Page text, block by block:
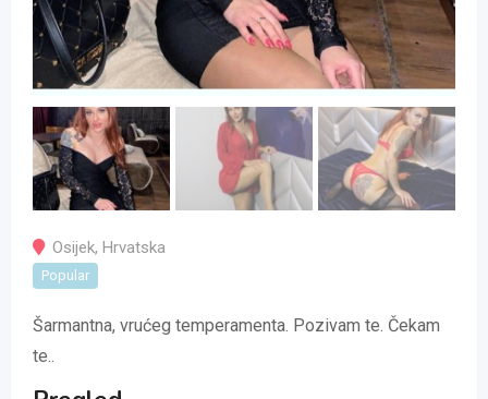
Osijek, Hrvatska
Popular
Šarmantna, vrućeg temperamenta. Pozivam te. Čekam
te..